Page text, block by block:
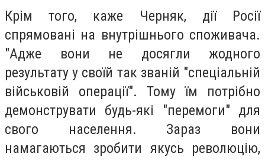
Крім того, каже Черняк, дії Росії
спрямовані на внутрішнього споживача.
"Адже вони не досягли жодного
результату у своїй так званій "спеціальній
військовій операції". Тому їм потрібно
демонструвати будь-які "перемоги" для
свого населення. Зараз вони
намагаються зробити якусь революцію,